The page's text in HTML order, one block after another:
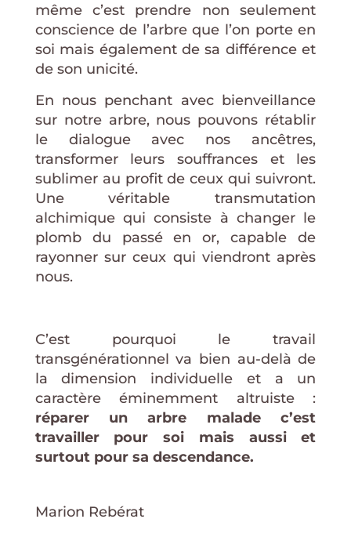
même c’est prendre non seulement
conscience de l’arbre que l’on porte en
soi mais également de sa différence et
de son unicité.
En nous penchant avec bienveillance
sur notre arbre, nous pouvons rétablir
le dialogue avec nos ancêtres,
transformer leurs souffrances et les
sublimer au profit de ceux qui suivront.
Une véritable transmutation
alchimique qui consiste à changer le
plomb du passé en or, capable de
rayonner sur ceux qui viendront après
nous.
C’est pourquoi le travail
transgénérationnel va bien au-delà de
la dimension individuelle et a un
caractère éminemment altruiste :
réparer un arbre malade c’est
travailler pour soi mais aussi et
surtout pour sa descendance.
Marion Rebérat